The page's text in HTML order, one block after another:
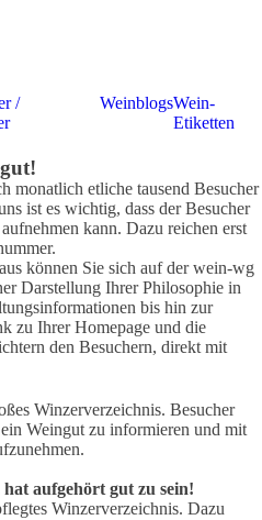
/
WeinblogsWein-
Etiketten
monatlich etliche tausend Besucher
ist es wichtig, dass der Besucher
kann. Dazu reichen erst
können Sie sich auf der wein-wg
Darstellung Ihrer Philosophie in
bis hin zur
zu Ihrer Homepage und die
den Besuchern, direkt mit
Winzerverzeichnis. Besucher
Weingut zu informieren und mit
aufgehört gut zu sein!
Winzerverzeichnis. Dazu